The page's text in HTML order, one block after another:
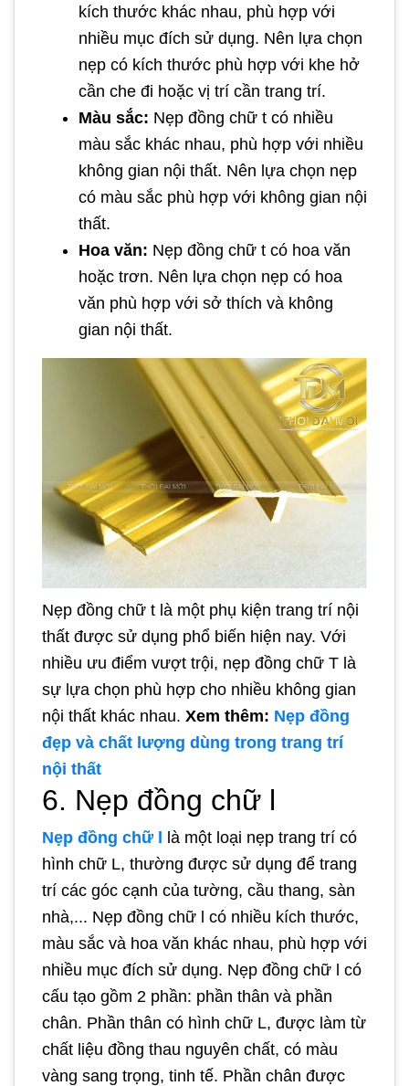
kích thước khác nhau, phù hợp với
nhiều mục đích sử dụng. Nên lựa chọn
nẹp có kích thước phù hợp với khe hở
cần che đi hoặc vị trí cần trang trí.
Màu sắc: Nẹp đồng chữ t có nhiều
màu sắc khác nhau, phù hợp với nhiều
không gian nội thất. Nên lựa chọn nẹp
có màu sắc phù hợp với không gian nội
thất.
Hoa văn: Nẹp đồng chữ t có hoa văn
hoặc trơn. Nên lựa chọn nẹp có hoa
văn phù hợp với sở thích và không
gian nội thất.
Nẹp đồng chữ t là một phụ kiện trang trí nội
thất được sử dụng phổ biến hiện nay. Với
nhiều ưu điểm vượt trội, nẹp đồng chữ T là
sự lựa chọn phù hợp cho nhiều không gian
nội thất khác nhau. Xem thêm: Nẹp đồng
đẹp và chất lượng dùng trong trang trí
nội thất
6. Nẹp đồng chữ l
Nẹp đồng chữ l là một loại nẹp trang trí có
hình chữ L, thường được sử dụng để trang
trí các góc cạnh của tường, cầu thang, sàn
nhà,... Nẹp đồng chữ l có nhiều kích thước,
màu sắc và hoa văn khác nhau, phù hợp với
nhiều mục đích sử dụng. Nẹp đồng chữ l có
cấu tạo gồm 2 phần: phần thân và phần
chân. Phần thân có hình chữ L, được làm từ
chất liệu đồng thau nguyên chất, có màu
vàng sang trọng, tinh tế. Phần chân được